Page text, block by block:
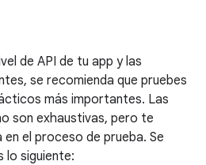
de API de tu app y las
se recomienda que pruebes
más importantes. Las
son exhaustivas, pero te
el proceso de prueba. Se
lo siguiente: